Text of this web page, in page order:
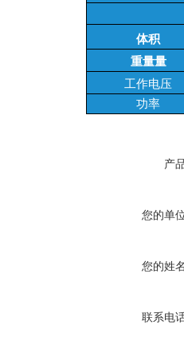
体积
重量量
工作电压
功率
产
您的单
您的姓
联系电